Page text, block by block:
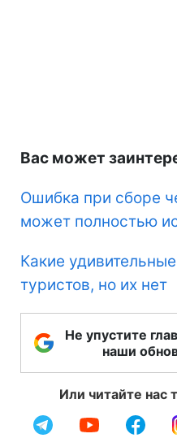
Вас может
Ошибка при сборе
может полностью
Какие
туристов, но их нет
Не упустите
наши
Или читайте нас